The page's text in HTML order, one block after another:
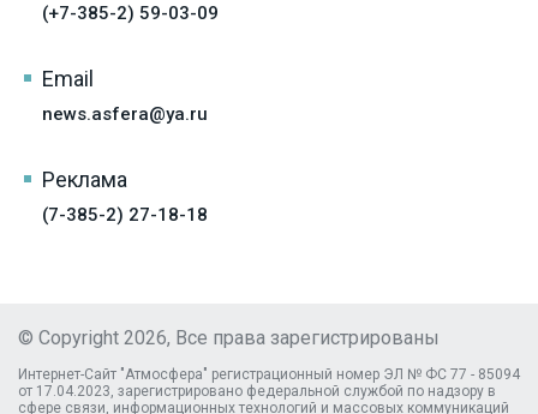
(+7-385-2) 59-03-09
Email
news.asfera@ya.ru
Реклама
(7-385-2) 27-18-18
© Copyright 2026, Все права зарегистрированы
Интернет-Сайт "Атмосфера" регистрационный номер ЭЛ № ФС 77 - 85094
от 17.04.2023, зарегистрировано федеральной службой по надзору в
сфере связи, информационных технологий и массовых коммуникаций